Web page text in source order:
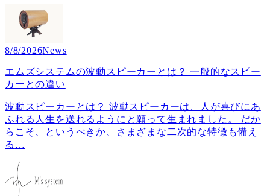
8/8/2026News
エムズシステムの波動スピーカーとは？ 一般的なスピー
カーとの違い
波動スピーカーとは？ 波動スピーカーは、人が喜びにあ
ふれる人生を送れるようにと願って生まれました。 だか
らこそ、というべきか、さまざまな二次的な特徴も備え
る …